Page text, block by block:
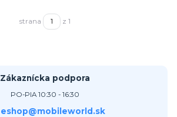
strana z 1
Zákaznícka podpora
PO-PIA 10:30 - 16:30
eshop@mobileworld.sk